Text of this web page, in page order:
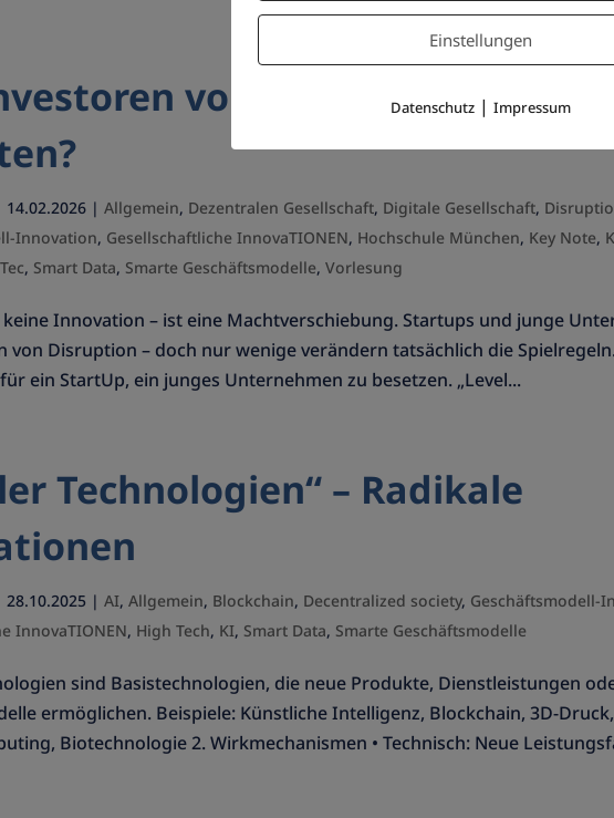
von Startups – Scaleups
14.02.2026 |Allgemein, Dezentralen Gesellschaft, Digitale Gesellschaft,
Innovation, Gesellschaftliche InnovaTIONEN, Hochschule München, Key Note,
, Smart Data, Smarte Geschäftsmodelle,Vorlesung
Innovation – ist eine Machtverschiebung. Startups und junge
von Disruption – doch nur wenige verändern tatsächlich die
ein StartUp, ein junges Unternehmen zu besetzen. „Level...
Technologien“ – Radikale
28.10.2025 |AI,Allgemein, Blockchain, Decentralized society, Geschäftsmodell-
InnovaTIONEN, High Tech, KI, Smart Data, Smarte Geschäftsmodelle
sind Basistechnologien, die neue Produkte, Dienstleistungen
ermöglichen. Beispiele: Künstliche Intelligenz, Blockchain, 3D-Druck,
Biotechnologie 2. Wirkmechanismen • Technisch: Neue
Einstellungen
Datenschutz| Impressum